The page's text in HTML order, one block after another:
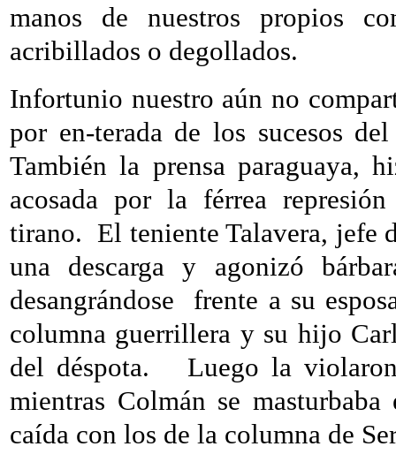
manos de nuestros propios
acribillados o degollados.
Infortunio nuestro aún no
por en-terada de los sucesos
También la prensa paraguaya,
acosada por la férrea
tirano. El teniente Talavera, jefe
una descarga y agonizó
desangrándose
frente a su
columna guerrillera y su hijo
del déspota.
Luego la
mientras Colmán se
caída con los de la columna de